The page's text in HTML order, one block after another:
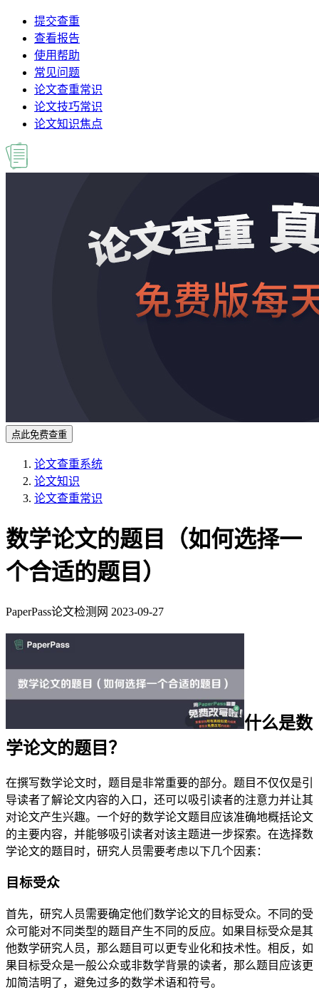
提交查重
查看报告
使用帮助
常见问题
论文查重常识
论文技巧常识
论文知识焦点
点此免费查重
论文查重系统
论文知识
论文查重常识
数学论文的题目（如何选择一
个合适的题目）
PaperPass论文检测网 2023-09-27
什么是数
学论文的题目？
在撰写数学论文时，题目是非常重要的部分。题目不仅仅是引
导读者了解论文内容的入口，还可以吸引读者的注意力并让其
对论文产生兴趣。一个好的数学论文题目应该准确地概括论文
的主要内容，并能够吸引读者对该主题进一步探索。在选择数
学论文的题目时，研究人员需要考虑以下几个因素：
目标受众
首先，研究人员需要确定他们数学论文的目标受众。不同的受
众可能对不同类型的题目产生不同的反应。如果目标受众是其
他数学研究人员，那么题目可以更专业化和技术性。相反，如
果目标受众是一般公众或非数学背景的读者，那么题目应该更
加简洁明了，避免过多的数学术语和符号。